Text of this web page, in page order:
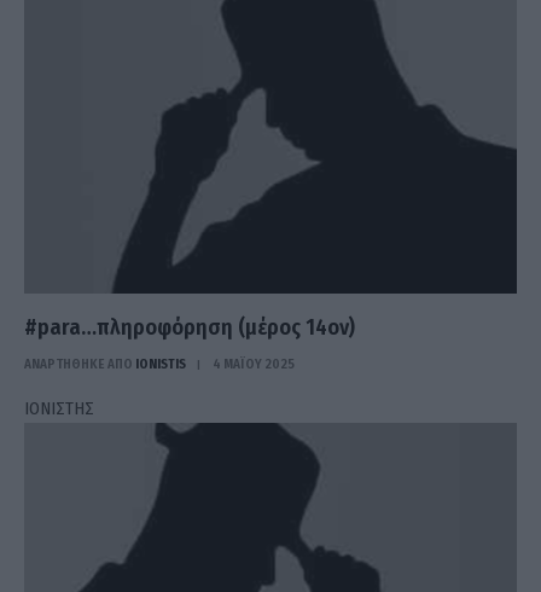
#para…πληροφόρηση (μέρος 14ον)
ΑΝΑΡΤΗΘΗΚΕ ΑΠΟ IONISTIS 4 ΜΑΪ́ΟΥ 2025
ΙΟΝΙΣΤΗΣ